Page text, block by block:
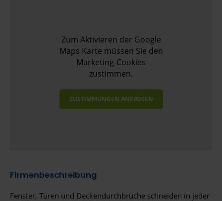
Zum Aktivieren der Google
Maps Karte müssen Sie den
Marketing-Cookies
zustimmen.
ZUSTIMMUNGEN ANPASSEN
Firmenbeschreibung
Fenster, Türen und Deckendurchbrüche schneiden in jeder